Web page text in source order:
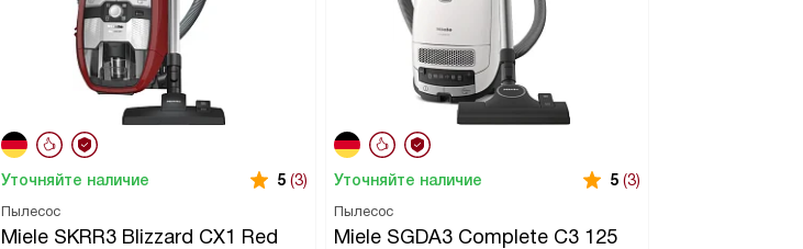
Пылесос
Miele SKRR3 Blizzard CX1 Red
Уточняйте наличие 5 (3)
Пылесос
Miele SGDA3 Complete C3 125
Уточняйте наличие 5 (3)